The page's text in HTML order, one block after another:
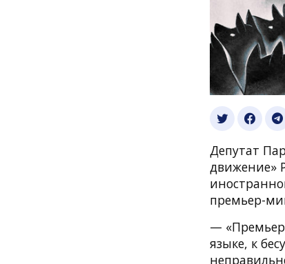
Депутат
движение»
премьер-
—
языке, к